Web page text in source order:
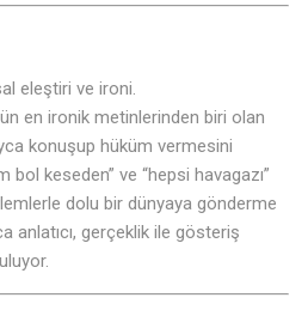
eleştiri ve ironi.
en ironik metinlerinden biri olan
konuşup hüküm vermesini
bol keseden” ve “hepsi havagazı”
dolu bir dünyaya gönderme
anlatıcı, gerçeklik ile gösteriş